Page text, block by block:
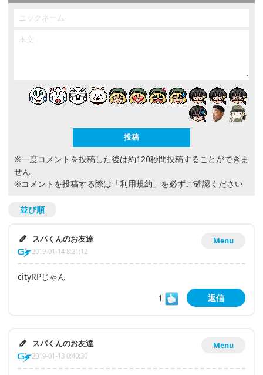
※一度コメントを投稿した後は約120秒間投稿することができま
せん
※コメントを投稿する際は 「利用規約」 を必ずご確認ください
並び順
Menu
スパくんのお友達
2019-01-14 8:21:12
cityRPじゃん
1
返信
Menu
スパくんのお友達
2019-01-13 0:40:30